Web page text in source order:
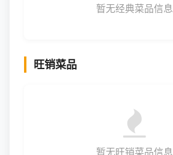
暂无经典菜品信息
旺销菜品
暂无旺销菜品信息